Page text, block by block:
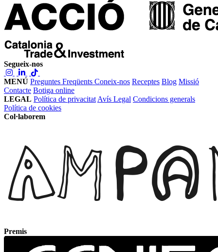
Segueix-nos
MENÚ Preguntes Freqüents Coneix-nos Receptes Blog Missió
Contacte Botiga online
LEGAL Política de privacitat Avís Legal Condicions generals
Política de cookies
Col·laborem
Premis